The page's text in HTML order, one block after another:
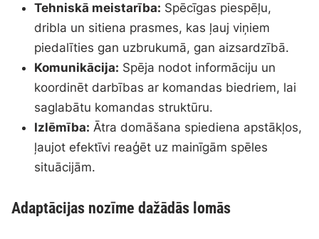
Tehniskā meistarība: Spēcīgas piespēļu,
dribla un sitiena prasmes, kas ļauj viņiem
piedalīties gan uzbrukumā, gan aizsardzībā.
Komunikācija: Spēja nodot informāciju un
koordinēt darbības ar komandas biedriem, lai
saglabātu komandas struktūru.
Izlēmība: Ātra domāšana spiediena apstākļos,
ļaujot efektīvi reaģēt uz mainīgām spēles
situācijām.
Adaptācijas nozīme dažādās lomās